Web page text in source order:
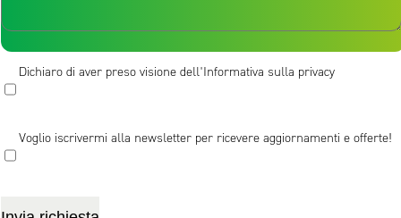
Messaggio [/textarea]
Dichiaro di aver preso visione dell'Informativa sulla privacy
Voglio iscrivermi alla newsletter per ricevere aggiornamenti e offerte!